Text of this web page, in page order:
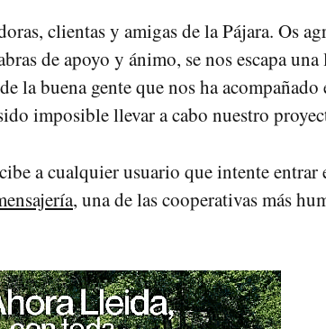
clientas y amigas de la Pájara. Os
de apoyo y ánimo, se nos escapa
la buena gente que nos ha acompañado
imposible llevar a cabo nuestro
a cualquier usuario que intente entrar
, una de las cooperativas más